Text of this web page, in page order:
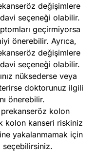
değişimlere
seçeneği olabilir.
geçirmiyorsa
önerebilir. Ayrıca,
değişimlere
seçeneği olabilir.
nüksederse veya
doktorunuz ilgili
önerebilir.
kolon
kolon kanseri riskiniz
yakalanmamak için
seçebilirsiniz.